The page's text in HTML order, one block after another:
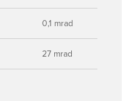
0,1 mrad
27 mrad